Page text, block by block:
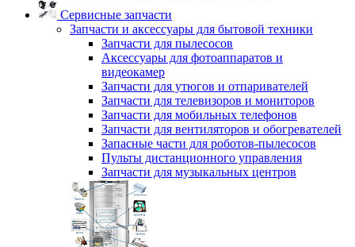
Сервисные запчасти
Запчасти и аксессуары для бытовой техники
Запчасти для пылесосов
Аксессуары для фотоаппаратов и
видеокамер
Запчасти для утюгов и отпаривателей
Запчасти для телевизоров и мониторов
Запчасти для мобильных телефонов
Запчасти для вентиляторов и обогревателей
Запасные части для роботов-пылесосов
Пульты дистанционного управления
Запчасти для музыкальных центров